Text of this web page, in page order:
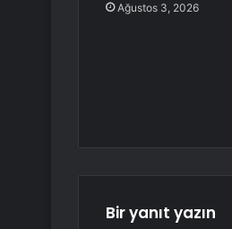
Ağustos 3, 2026
Bir yanıt yazın